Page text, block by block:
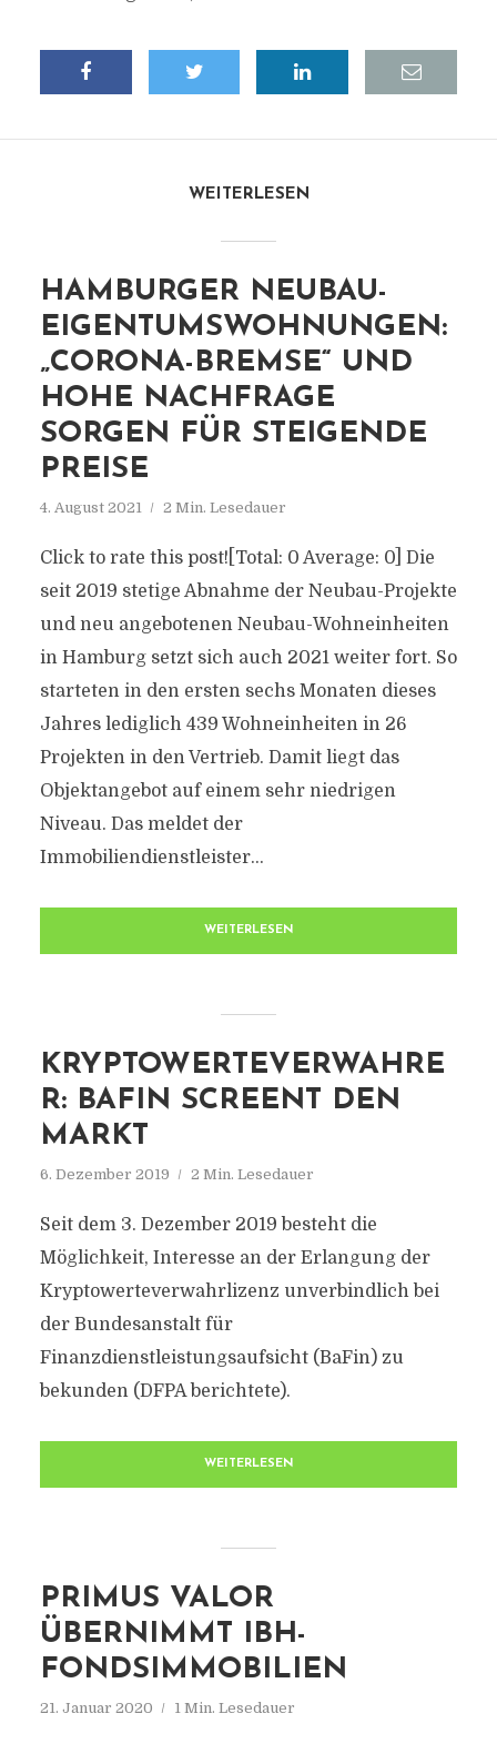
WEITERLESEN
HAMBURGER NEUBAU-
EIGENTUMSWOHNUNGEN:
„CORONA-BREMSE“ UND
HOHE NACHFRAGE
SORGEN FÜR STEIGENDE
PREISE
4. August 2021 2 Min. Lesedauer
Click to rate this post![Total: 0 Average: 0] Die
seit 2019 stetige Abnahme der Neubau-Projekte
und neu angebotenen Neubau-Wohneinheiten
in Hamburg setzt sich auch 2021 weiter fort. So
starteten in den ersten sechs Monaten dieses
Jahres lediglich 439 Wohneinheiten in 26
Projekten in den Vertrieb. Damit liegt das
Objektangebot auf einem sehr niedrigen
Niveau. Das meldet der
Immobiliendienstleister...
WEITERLESEN
KRYPTOWERTEVERWAHRE
R: BAFIN SCREENT DEN
MARKT
6. Dezember 2019 2 Min. Lesedauer
Seit dem 3. Dezember 2019 besteht die
Möglichkeit, Interesse an der Erlangung der
Kryptowerteverwahrlizenz unverbindlich bei
der Bundesanstalt für
Finanzdienstleistungsaufsicht (BaFin) zu
bekunden (DFPA berichtete).
WEITERLESEN
PRIMUS VALOR
ÜBERNIMMT IBH-
FONDSIMMOBILIEN
21. Januar 2020 1 Min. Lesedauer